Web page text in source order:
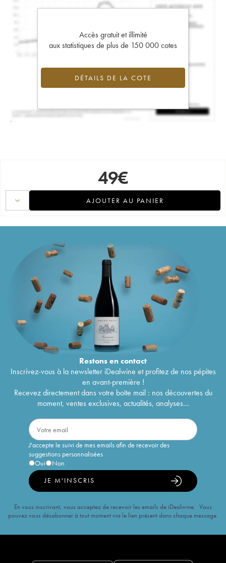
Accès gratuit et illimité
aux statistiques de plus de 150 000 cotes
DÉTAILS DE LA COTE
49€
AJOUTER AU PANIER
Restons encontact
Inscrivez-vous à la newsletter iDealwine et profitez de nos pépites
en avant-première !
Recevez directement dans votre boîte mail : nos découvertes du
moment, ventes exclusives, actualités, analyses...
J'accepte le suivi de mes emails afin de recevoir des
suggestions personnalisées
Oui
Non
JE M'INSCRIS
En vous inscrivant, vous acceptez de recevoir les emails de iDealwine. Vous
pouvez vous désabonner à tout moment via le lien présent dans chaque message.